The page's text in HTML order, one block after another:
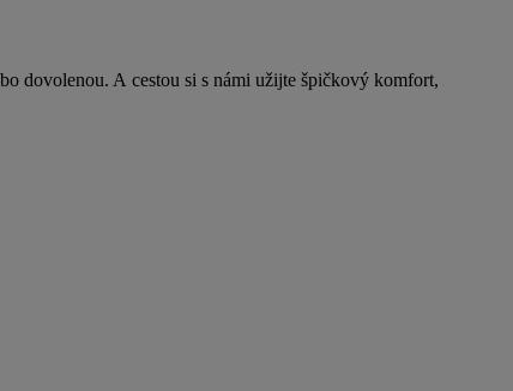
dovolenou. A cestou si s námi užijte špičkový komfort,